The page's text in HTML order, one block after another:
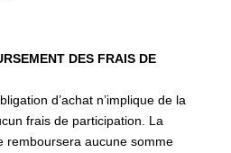
DES FRAIS DE
d’achat n’implique de la
frais de participation.
La
remboursera aucune somme